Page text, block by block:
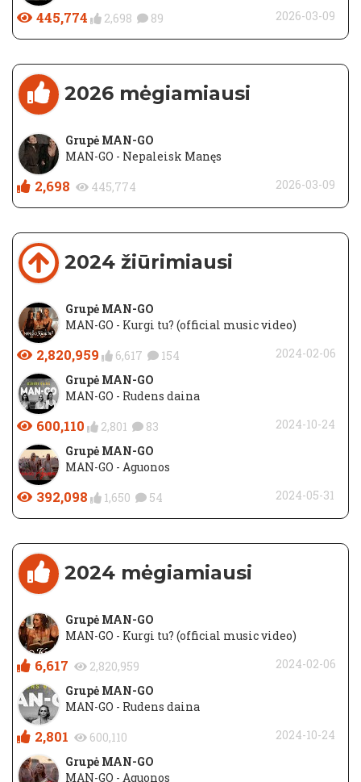
445,774 2,698 89 2026-03-09
2026 mėgiamiausi
Grupė MAN-GO
MAN-GO - Nepaleisk Manęs
2,698 445,774 2026-03-09
2024 žiūrimiausi
Grupė MAN-GO
MAN-GO - Kurgi tu? (official music video)
2,820,959 6,617 154
2024-02-06
Grupė MAN-GO
MAN-GO - Rudens daina
600,110 2,801 83
2024-10-24
Grupė MAN-GO
MAN-GO - Aguonos
392,098 1,650 54 2024-05-31
2024 mėgiamiausi
Grupė MAN-GO
MAN-GO - Kurgi tu? (official music video)
6,617 2,820,959
2024-02-06
Grupė MAN-GO
MAN-GO - Rudens daina
2,801 600,110
2024-10-24
Grupė MAN-GO
MAN-GO - Aguonos